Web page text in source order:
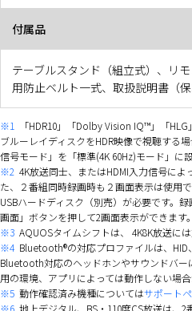
付属品
テーブルスタンド（組立式）、リ
用防止ベルト一式、取扱説明書（保
※1
「HDR10」「Dolby Vision IQ™」「
ブルーレイディスクをHDR映像で視聴する
信号モード」を「標準(4K 60Hz)モード」に
※2 4K放送同士、またはHDMI入力信号に
た、２番組同時録画時も２画面表示は使用
USBハードディスク（別売）が必要です。
画面」ボタンを押して2画面表示ができます
※3 AQUOSタイムシフトは、 4K8K放送に
※4 Bluetooth®の対応プロファイルは、HID
Bluetooth対応のヘッドホンやサウンドバ
用の環境、アプリによっては動作しない場合
※5 動作確認済み機種についてはサポート
※6 地上デジタル、BS・110度CS放送は、2